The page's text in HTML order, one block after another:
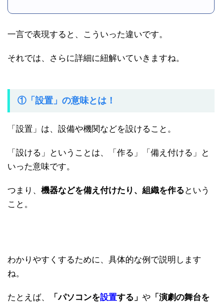
一言で表現すると、こういった違いです。
それでは、さらに詳細に紐解いていきますね。
①「設置」の意味とは！
「設置」は、設備や機関などを設けること。
「設ける」ということは、「作る」「備え付ける」と
いった意味です。
つまり、 機器などを備え付けたり、組織を作る という
こと。
わかりやすくするために、具体的な例で説明します
ね。
たとえば、 「パソコンを設置する」 や 「演劇の舞台を